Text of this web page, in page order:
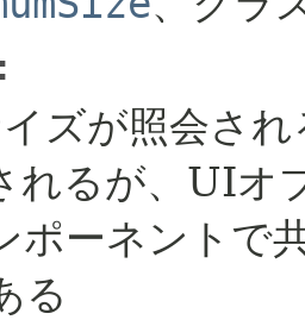
ズが照会さ
れるが、UIオ
ポーネントで
る